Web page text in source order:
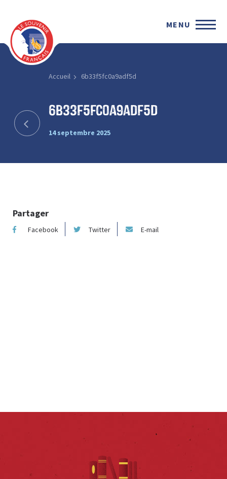
MENU
Accueil 6b33f5fc0a9adf5d
6b33f5fc0a9adf5d
14 septembre 2025
Partager
Facebook Twitter E-mail